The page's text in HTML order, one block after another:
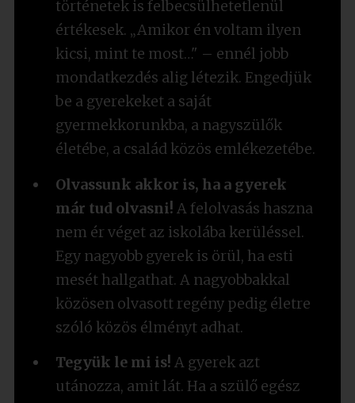
történetek is felbecsülhetetlenül
értékesek. „Amikor én voltam ilyen
kicsi, mint te most…" – ennél jobb
mondatkezdés alig létezik. Engedjük
be a gyerekeket a saját
gyermekkorunkba, a nagyszülők
életébe, a család közös emlékezetébe.
Olvassunk akkor is, ha a gyerek
már tud olvasni!A felolvasás haszna
nem ér véget az iskolába kerüléssel.
Egy nagyobb gyerek is örül, ha esti
mesét hallgathat. A nagyobbakkal
közösen olvasott regény pedig életre
szóló közös élményt adhat.
Tegyük le mi is! A gyerek azt
utánozza, amit lát. Ha a szülő egész